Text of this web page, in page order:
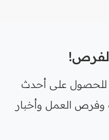
للحصول على أحدث
وفرص العمل وأخبار